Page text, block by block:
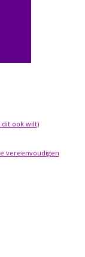
dit ook wilt)
vereenvoudigen